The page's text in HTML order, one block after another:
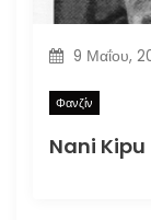
9 Μαΐου,
Φανζίν
Nani Kipu